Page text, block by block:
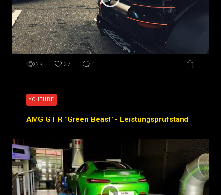
2K 27 1
AMG GT R "Green Beast" - Leistungsprüfstand
YOUTUBE